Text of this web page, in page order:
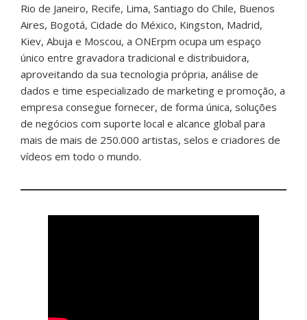
Rio de Janeiro, Recife, Lima, Santiago do Chile, Buenos
Aires, Bogotá, Cidade do México, Kingston, Madrid,
Kiev, Abuja e Moscou, a ONErpm ocupa um espaço
único entre gravadora tradicional e distribuidora,
aproveitando da sua tecnologia própria, análise de
dados e time especializado de marketing e promoção, a
empresa consegue fornecer, de forma única, soluções
de negócios com suporte local e alcance global para
mais de mais de 250.000 artistas, selos e criadores de
vídeos em todo o mundo.